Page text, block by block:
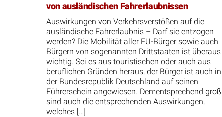
von ausländischen Fahrerlaubnissen
Auswirkungen von Verkehrsverstößen auf die
ausländische Fahrerlaubnis – Darf sie entzogen
werden? Die Mobilität aller EU-Bürger sowie auch
Bürgern von sogenannten Drittstaaten ist überaus
wichtig. Sei es aus touristischen oder auch aus
beruflichen Gründen heraus, der Bürger ist auch in
der Bundesrepublik Deutschland auf seinen
Führerschein angewiesen. Dementsprechend groß
sind auch die entsprechenden Auswirkungen,
welches […]